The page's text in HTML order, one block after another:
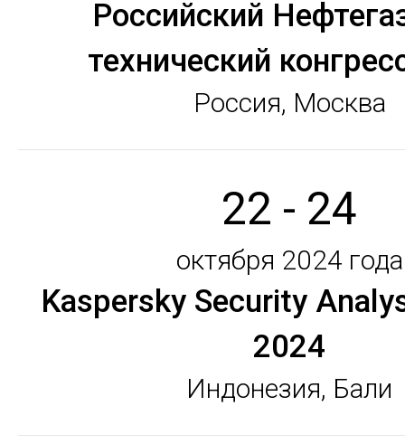
Российский
технический
Россия, Москва
22 - 24
октября 2024 года
Kaspersky Security
2024
Индонезия, Бали